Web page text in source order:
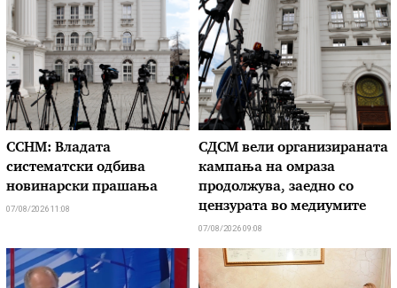
ССНМ: Владата
систематски одбива
новинарски прашања
07/08/2026 11:08
СДСМ вели организираната
кампања на омраза
продолжува, заедно со
цензурата во медиумите
07/08/2026 09:08